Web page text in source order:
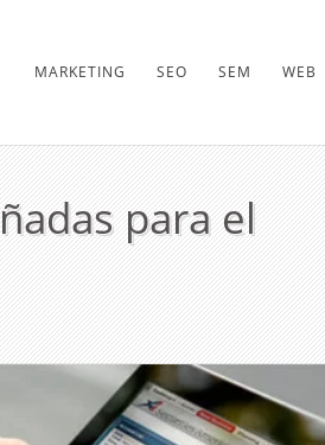
MARKETING SEO SEM WEB
para el